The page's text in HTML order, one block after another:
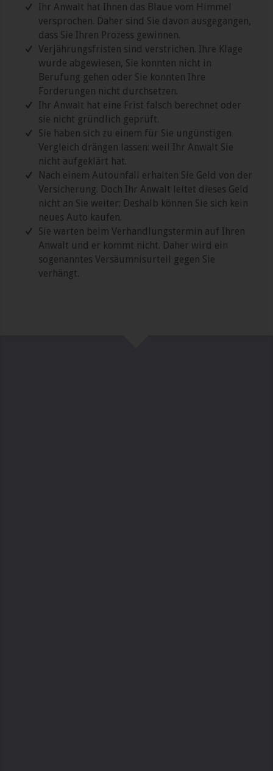
Ihr Anwalt hat Ihnen das Blaue vom Himmel
versprochen. Daher sind Sie davon ausgegangen,
dass Sie Ihren Prozess gewinnen.
Verjährungsfristen sind verstrichen. Ihre Klage
wurde abgewiesen, Sie konnten nicht in
Berufung gehen oder Sie konnten Ihre
Forderungen nicht durchsetzen.
Ihr Anwalt hat eine Frist falsch berechnet oder
sie nicht gründlich geprüft.
Sie haben sich zu einem für Sie ungünstigen
Vergleich drängen lassen: weil Ihr Anwalt Sie
nicht aufgeklärt hat.
Nach einem Autounfall erhalten Sie Geld von der
Versicherung. Doch Ihr Anwalt leitet dieses Geld
nicht an Sie weiter: Deshalb können Sie sich kein
neues Auto kaufen.
Sie warten beim Verhandlungstermin auf Ihren
Anwalt und er kommt nicht. Daher wird ein
sogenanntes Versäumnisurteil gegen Sie
verhängt.